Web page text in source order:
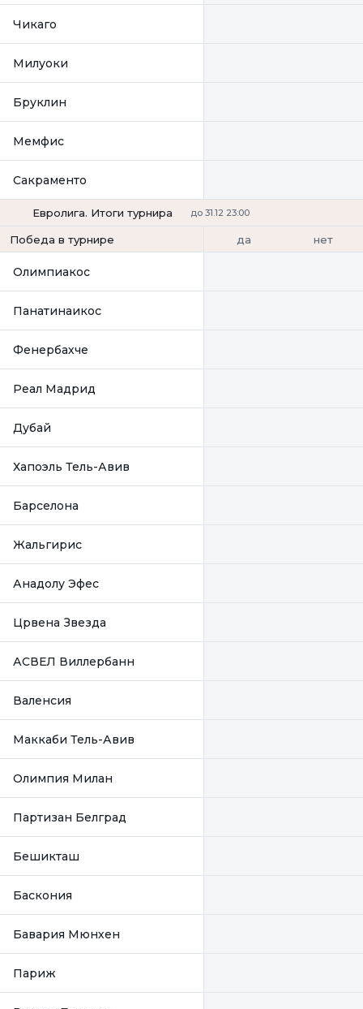
Чикаго
Милуоки
Бруклин
Мемфис
Сакраменто
Евролига. Итоги турнира до 31.12 23:00
Победа в турнире да нет
Олимпиакос
Панатинаикос
Фенербахче
Реал Мадрид
Дубай
Хапоэль Тель-Авив
Барселона
Жальгирис
Анадолу Эфес
Црвена Звезда
АСВЕЛ Виллербанн
Валенсия
Маккаби Тель-Авив
Олимпия Милан
Партизан Белград
Бешикташ
Баскония
Бавария Мюнхен
Париж